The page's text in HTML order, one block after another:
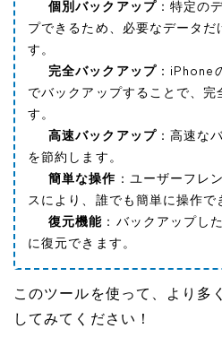
個別バックアップ ：特定の
プできるため、必要なデータだ
す。
完全バックアップ ：iPhone
でバックアップすることで、
す。
高速バックアップ ：高速な
を節約します。
簡単な操作 ：ユーザーフレ
スにより、誰でも簡単に操作で
復元機能 ：バックアップし
に復元できます。
このツールを使って、より多
してみてください！